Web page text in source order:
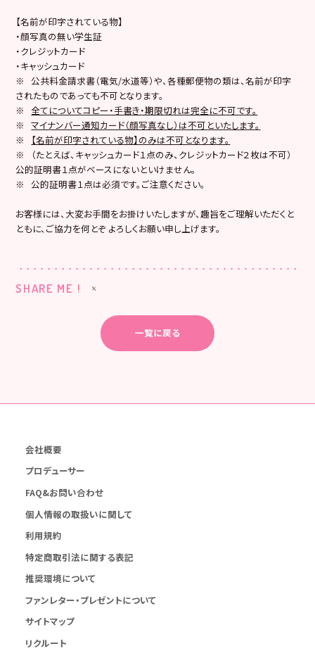
【名前が印字されている物】
・顔写真の無い学生証
・クレジットカード
・キャッシュカード
※ 公共料金請求書（電気/水道等）や、各種郵便物の類は、名前が印字
されたものであっても不可となります。
※ 全てについてコピー・手書き・期限切れは完全に不可です。
※マイナンバー通知カード（顔写真なし）は不可といたします。
※ 【名前が印字されている物】のみは不可となります。
※ （たとえば、キャッシュカード１点のみ、クレジットカード２枚は不可）
公的証明書１点がベースにないといけません。
※ 公的証明書１点は必須です。ご注意ください。
お客様には、大変お手間をお掛けいたしますが、趣旨をご理解いただくと
ともに、ご協力を何とぞ よろしくお願い申し上げます。
SHARE ME !
一覧に戻る
会社概要
プロデューサー
FAQ&お問い合わせ
個人情報の取扱いに関して
利用規約
特定商取引法に関する表記
推奨環境について
ファンレター・プレゼントについて
サイトマップ
リクルート